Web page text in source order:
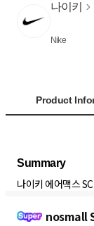
나이키
Nike
Product
Summary
나이키 에어맥스
nosmall